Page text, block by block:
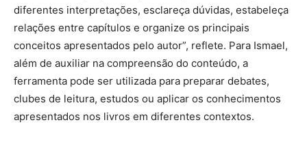
diferentes interpretações, esclareça dúvidas, estabeleça
relações entre capítulos e organize os principais
conceitos apresentados pelo autor”, reflete. Para Ismael,
além de auxiliar na compreensão do conteúdo, a
ferramenta pode ser utilizada para preparar debates,
clubes de leitura, estudos ou aplicar os conhecimentos
apresentados nos livros em diferentes contextos.